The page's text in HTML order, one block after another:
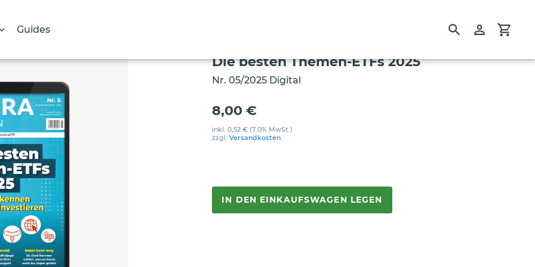
Guides
SuchenEinloggen
Die besten Themen-ETFs 2025
Nr. 05/2025 Digital
8,00 €
inkl. 0,52 €(7.0% MwSt.)
zzgl. Versandkosten
IN DEN EINKAUFSWAGEN LEGEN